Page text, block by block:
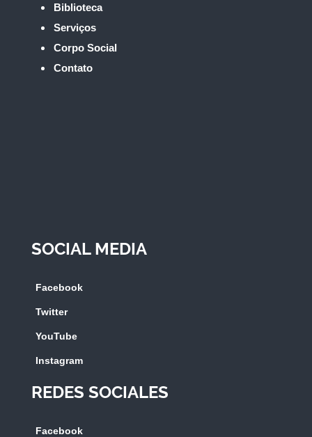
Biblioteca
Serviços
Corpo Social
Contato
SOCIAL MEDIA
Facebook
Twitter
YouTube
Instagram
REDES SOCIALES
Facebook